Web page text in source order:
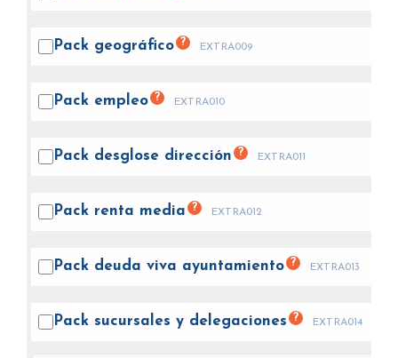
Pack geográfico ? EXTRA009
Pack empleo ? EXTRA010
Pack desglose dirección ? EXTRA011
Pack renta media ? EXTRA012
Pack deuda viva ayuntamiento ? EXTRA013
Pack sucursales y delegaciones ? EXTRA014